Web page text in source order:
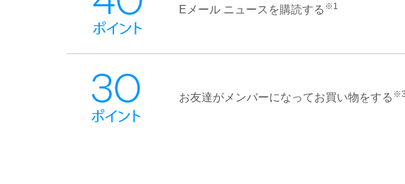
Eメール ニュースを購読する ※1
お友達がメンバーになってお買い物をする ※3